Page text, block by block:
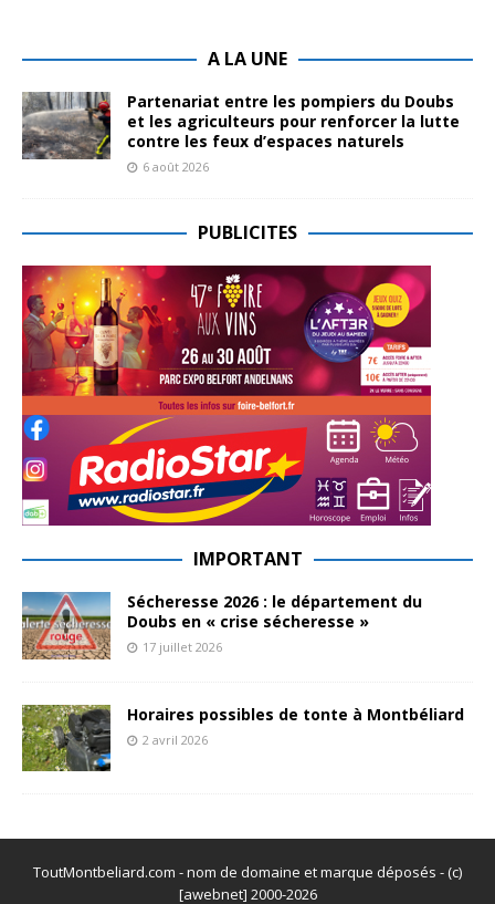
A LA UNE
Partenariat entre les pompiers du Doubs
et les agriculteurs pour renforcer la lutte
contre les feux d’espaces naturels
6 août 2026
PUBLICITES
IMPORTANT
Sécheresse 2026 : le département du
Doubs en « crise sécheresse »
17 juillet 2026
Horaires possibles de tonte à Montbéliard
2 avril 2026
ToutMontbeliard.com - nom de domaine et marque déposés - (c)
[awebnet] 2000-2026